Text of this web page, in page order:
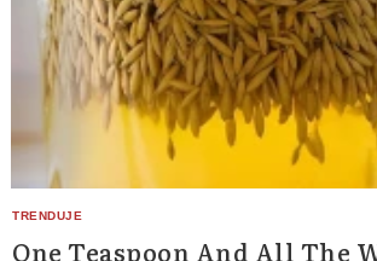
One Teaspoon And All The